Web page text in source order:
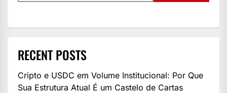
RECENT POSTS
Cripto e USDC em Volume Institucional: Por Que
Sua Estrutura Atual É um Castelo de Cartas